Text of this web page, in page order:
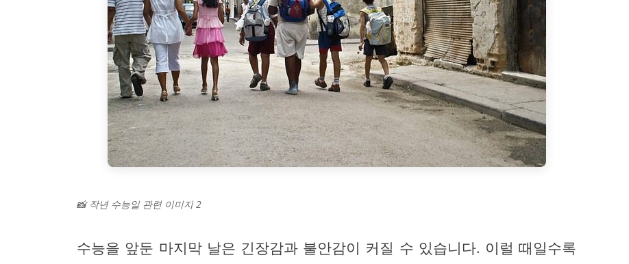
📸 작년 수능일 관련 이미지 2
수능을 앞둔 마지막 날은 긴장감과 불안감이 커질 수 있습니다. 이럴 때일수록